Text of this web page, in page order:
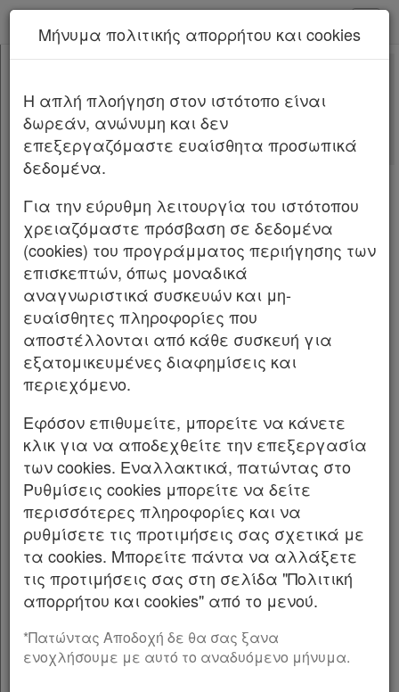
Χρήσιμα
Assistant
Κεφαλίδα
Σώμα
Υπογραφές
Νέα υπηρεσία Kodiko Assistant.Περισσότερα
Νόμος 5311/2026
NOMOΣ ΥΠ’ ΑΡΙΘΜ.5311ΦΕΚ Α 99/22.06.2026
Κύρωση της Συμφωνίας Συνεργασίας μεταξύ
του Υπουργείου Πολιτισμού και Αθλητισμού της
Ελληνικής Δημοκρατίας και της Εθνικής
Διοίκησης Πολιτιστικής Κληρονομιάς της
Λαϊκής Δημοκρατίας της Κίνας για την
προστασία και προώθηση της ενάλιας
πολιτιστικής κληρονομιάς.
Ο ΠΡΟΕΔΡΟΣ ΤΗΣ ΕΛΛΗΝΙΚΗΣ ΔΗΜΟΚΡΑΤΙΑΣ
Εκδίδομε τον ακόλουθο νόμο που ψήφισε η
Βουλή: ΠΙΝΑΚΑΣ ΠΕΡΙΕΧΟΜΕΝΩΝ Άρθρο πρώτο
Κύρωση Συμφωνίας Συμφωνία Συνεργασίας
μεταξύ του Υπουργείου Πολιτισμού και
Αθλητισμού της Ελληνικής Δημοκρατίας
και της Εθνικής Διοίκησης Πολιτιστικής
Κληρονομιάς της Λαϊκής Δημοκρατίας της
Κίνας για την προστασία και προώθηση της
ενάλιας πολιτιστικής κληρονομιάς
II Κοινά ερευνητικά έργα στον τομέα της
ενάλιας πολιτιστικής κληρονομιάς Άρθρο III
Μήνυμα πολιτικής απορρήτου και cookies
H απλή πλοήγηση στον ιστότοπο είναι
δωρεάν, ανώνυμη και δεν
επεξεργαζόμαστε ευαίσθητα προσωπικά
δεδομένα.
Για την εύρυθμη λειτουργία του ιστότοπου
χρειαζόμαστε πρόσβαση σε δεδομένα
(cookies) του προγράμματος περιήγησης των
επισκεπτών, όπως μοναδικά
αναγνωριστικά συσκευών και μη-
ευαίσθητες πληροφορίες που
αποστέλλονται από κάθε συσκευή για
εξατομικευμένες διαφημίσεις και
περιεχόμενο.
Εφόσον επιθυμείτε, μπορείτε να κάνετε
κλικ για να αποδεχθείτε την επεξεργασία
των cookies. Εναλλακτικά, πατώντας στο
Ρυθμίσεις cookies μπορείτε να δείτε
περισσότερες πληροφορίες και να
ρυθμίσετε τις προτιμήσεις σας σχετικά με
τα cookies. Μπορείτε πάντα να αλλάξετε
τις προτιμήσεις σας στη σελίδα "Πολιτική
απορρήτου και cookies" από το μενού.
*Πατώντας Αποδοχή δε θα σας ξανα
ενοχλήσουμε με αυτό το αναδυόμενο μήνυμα.